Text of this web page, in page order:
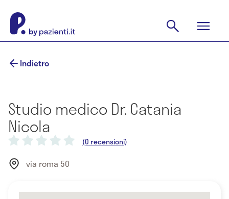
Indietro
Studio medico Dr. Catania
Nicola
(0 recensioni)
via roma 50